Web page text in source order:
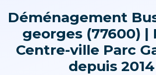
Déménagement
georges (77600) |
Centre-ville Parc
depuis 2014